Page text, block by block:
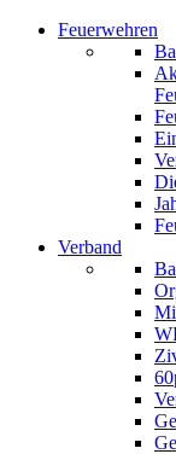
Feuerwehren
Verband